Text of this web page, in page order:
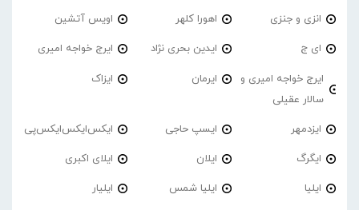
انزی و جنزی اهورا کلهر اویس آتشین
ای ج ایدین بحری نژاد ایرج خواجه امیری
ایرج خواجه امیری و
سالار عقیلی
ایرمان ایزاک
ایزدمهر ایسپ حاجی ایکس‌ایکس‌ایکس‌پی
ایگرگ ایلان ایلای اکبری
ایلیا ایلیا شمس ایلیار